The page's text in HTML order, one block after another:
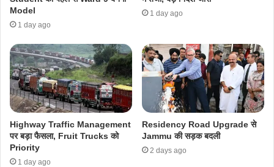
Model
1 day ago
1 day ago
Highway Traffic Management
पर बड़ा फैसला, Fruit Trucks को
Priority
1 day ago
Residency Road Upgrade से
Jammu की सड़क बदली
2 days ago